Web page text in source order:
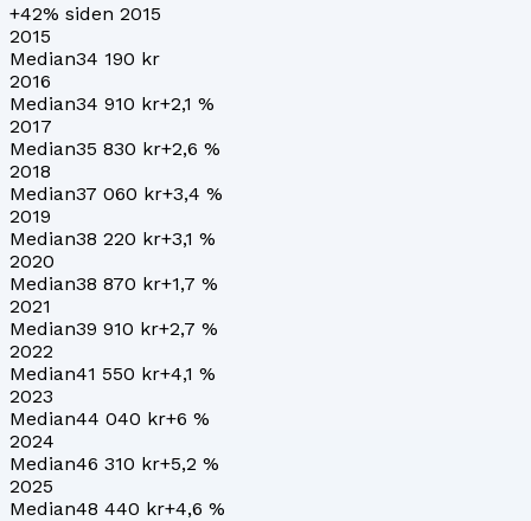
+42% siden 2015
2015
Median34 190 kr
2016
Median34 910 kr+2,1 %
2017
Median35 830 kr+2,6 %
2018
Median37 060 kr+3,4 %
2019
Median38 220 kr+3,1 %
2020
Median38 870 kr+1,7 %
2021
Median39 910 kr+2,7 %
2022
Median41 550 kr+4,1 %
2023
Median44 040 kr+6 %
2024
Median46 310 kr+5,2 %
2025
Median48 440 kr+4,6 %